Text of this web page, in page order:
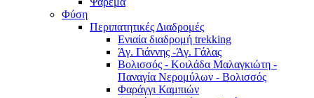
Φύση
Περιπατητικές Διαδρομές
Ενιαία διαδρομή trekking
Άγ. Γιάννης -Άγ. Γάλας
Βολισσός - Κοιλάδα Μαλαγκιώτη -
Παναγία Νερομύλων - Βολισσός
Φαράγγι Καμπιών